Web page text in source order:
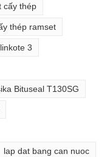
cấy thép
thép ramset
3
Bituseal T130SG
lap dat bang can nuoc